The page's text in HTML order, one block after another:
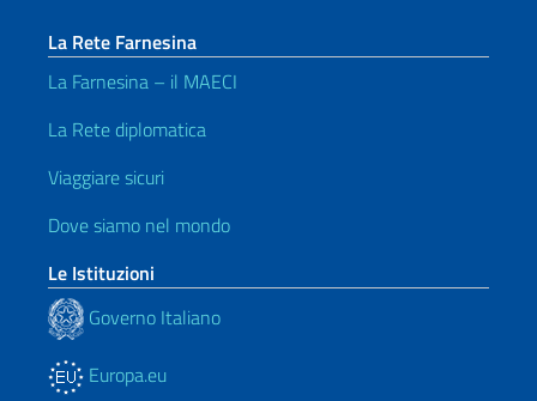
La Rete Farnesina
La Farnesina – il MAECI
La Rete diplomatica
Viaggiare sicuri
Dove siamo nel mondo
Le Istituzioni
Governo Italiano
Europa.eu